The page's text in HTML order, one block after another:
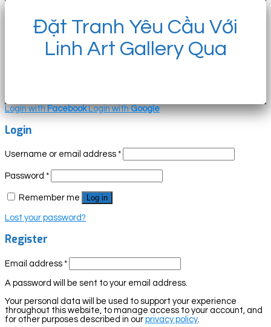
Đặt Tranh Yêu Cầu Với
Linh Art Gallery Qua
Login withFacebook Login withGoogle
Login
Username or email address *
Password *
Remember me Log in
Lost your password?
Register
Email address *
A password will be sent to your email address.
Your personal data will be used to support your experience
throughout this website, to manage access to your account, and
for other purposes described in our privacy policy.